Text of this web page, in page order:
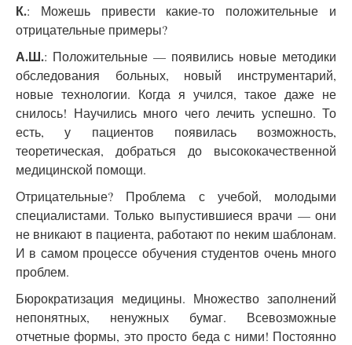
К.: Можешь привести какие-то положительные и
отрицательные примеры?
А.Ш.: Положительные — появились новые методики
обследования больных, новый инструментарий,
новые технологии. Когда я учился, такое даже не
снилось! Научились много чего лечить успешно. То
есть, у пациентов появилась возможность,
теоретическая, добраться до высококачественной
медицинской помощи.
Отрицательные? Проблема с учебой, молодыми
специалистами. Только выпустившиеся врачи — они
не вникают в пациента, работают по неким шаблонам.
И в самом процессе обучения студентов очень много
проблем.
Бюрократизация медицины. Множество заполнений
непонятных, ненужных бумаг. Всевозможные
отчетные формы, это просто беда с ними! Постоянно